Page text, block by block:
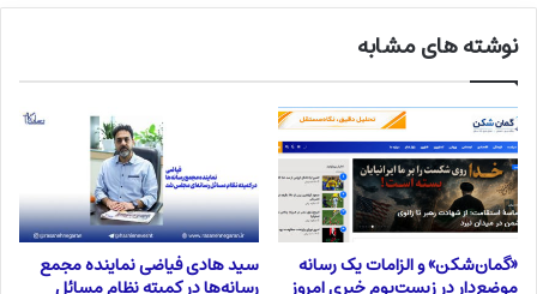
نوشته های مشابه
«گمان‌شکن» و الزامات یک رسانه
موضع‌دار در زیست‌بوم خبری امروز
سید هادی فیاضی نماینده مجمع
رسانه‌ها در کمیته نظام مسائل